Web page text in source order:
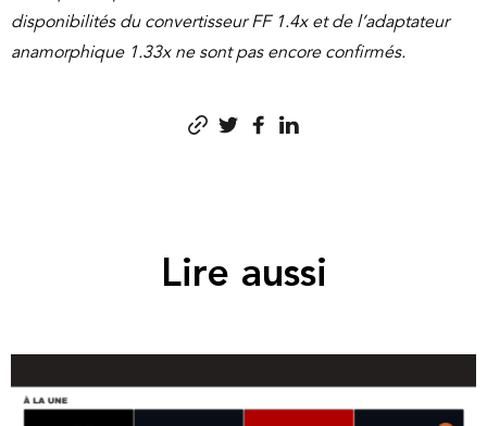
disponibilités du convertisseur FF 1.4x et de l’adaptateur
anamorphique 1.33x ne sont pas encore confirmés.
Lire aussi